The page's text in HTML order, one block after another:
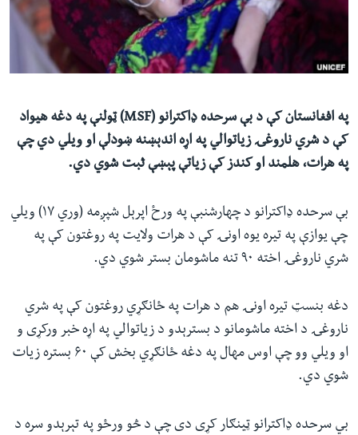
شئ
ځای
لاړ
شئ
له مونږ سره په تماس کې پاتې شئ
ژبې
په افغانستان کې د بې سرحده ډاکترانو (MSF) ټولنې په دغه هیواد
کې د شري ناروغۍ زیاتوالي په اړه اندېښنه ښودلې او ویلي دي چې
په هرات، هلمند او کندز کې زیاتې پېښې ثبت شوي دي.
بې سرحده ډاکترانو د چهارشنبې په ورځ اپرېل شپږمه (وري ۱۷) ویلي
چې یوازې په تیره یوه اونۍ کې د هرات ولایت په روغتون کې په
شري ناروغۍ اخته ۹۰ تنه ماشومان بستر شوي دي.
دغه بنسټ تیره اونۍ هم د هرات په ځانګړي روغتون کې په شري
ناروغۍ د اخته ماشومانو د بسترېدو د زیاتوالي په اړه خبر ورکړی و
او ویلي وو چې اوس مهال په دغه ځانګړي بخش کې ۶۰ بستره زیات
شوي دي.
بي سرحده ډاکترانو ټينګار کړی دی چې د څو ورځو په تېرېدو سره د